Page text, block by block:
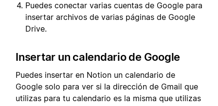
Puedes conectar varias cuentas de Google para
insertar archivos de varias páginas de Google
Drive.
Insertar un calendario de Google
Puedes insertar en Notion un calendario de
Google solo para ver si la dirección de Gmail que
utilizas para tu calendario es la misma que utilizas